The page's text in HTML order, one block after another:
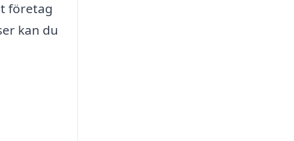
företag
kan du